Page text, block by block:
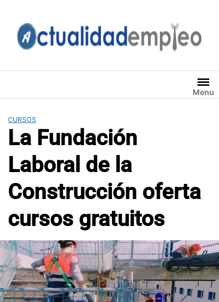
contenido
Menu
CURSOS
La Fundación
Laboral de la
Construcción oferta
cursos gratuitos